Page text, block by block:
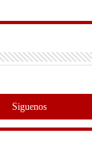
Siguenos